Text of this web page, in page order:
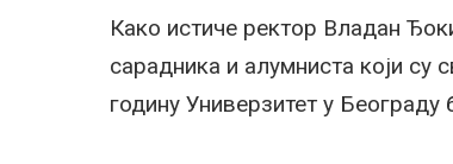
Како истиче ректор Владан
сарадника и алумниста који су
годину Универзитет у